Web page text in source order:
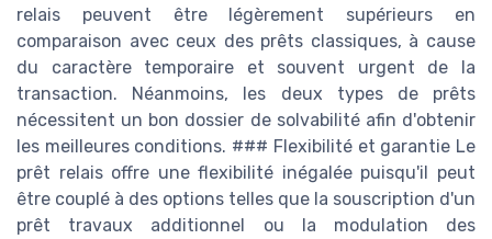
relais peuvent être légèrement supérieurs en
comparaison avec ceux des prêts classiques, à cause
du caractère temporaire et souvent urgent de la
transaction. Néanmoins, les deux types de prêts
nécessitent un bon dossier de solvabilité afin d'obtenir
les meilleures conditions. ### Flexibilité et garantie Le
prêt relais offre une flexibilité inégalée puisqu'il peut
être couplé à des options telles que la souscription d'un
prêt travaux additionnel ou la modulation des